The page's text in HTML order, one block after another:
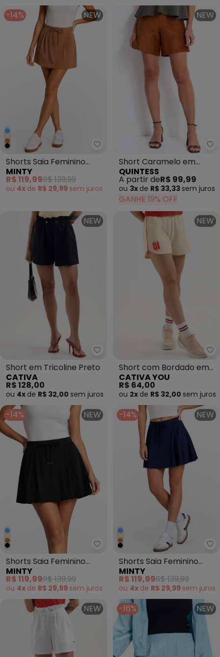
-14%
NEW
Minty - Shorts Saia Feminino
Shorts Saia Feminino
Molecotton Marrom
MINTY
R$ 119,99R$ 139,99
ou 4x de R$ 29,99 sem juros
NEW
Short Caramelo em
Malha Suede
QUINTESS
A partir deR$ 99,99
ou 3x de R$ 33,33 sem juros
GANHE 19% OFF
NEW
Cativa - Short em Tricoline
Short em Tricoline Preto
CATIVA
R$ 128,00
ou 4x de R$ 32,00 sem juros
NEW
Short com Bordado em
Moletom Bege
CATIVA YOU
R$ 64,00
ou 2x de R$ 32,00 sem juros
-14% NEW
Minty - Shorts Saia Feminino
Shorts Saia Feminino
Molecotton Preto
MINTY
R$ 119,99R$ 139,99
ou 4x de R$ 29,99 sem juros
-14% NEW
Shorts Saia Feminino
Molecotton Azul
MINTY
R$ 119,99R$ 139,99
ou 4x de R$ 29,99 sem juros
NEW -16% NEW